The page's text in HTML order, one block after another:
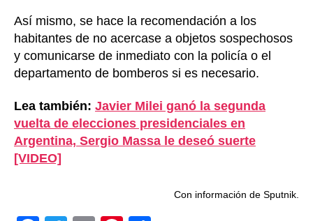
Así mismo, se hace la recomendación a los
habitantes de no acercase a objetos sospechosos
y comunicarse de inmediato con la policía o el
departamento de bomberos si es necesario.
Lea también: Javier Milei ganó la segunda
vuelta de elecciones presidenciales en
Argentina, Sergio Massa le deseó suerte
[VIDEO]
Con información de Sputnik.